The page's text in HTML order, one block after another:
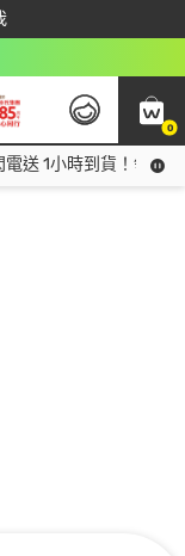
0
電送 1小時到貨！領神